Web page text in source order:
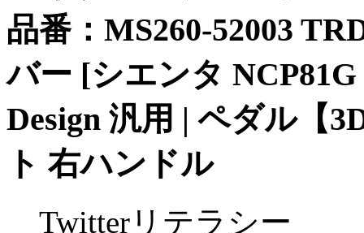
品番：MS260-52003
バー [シエンタ
Design 汎用 | ペダル【
ト 右ハンドル
Twitterリテラシー